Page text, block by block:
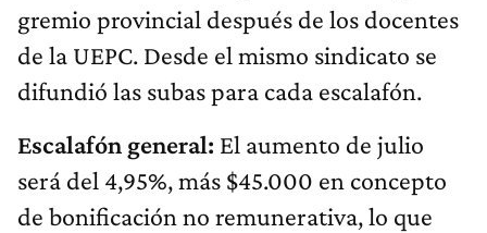
gremio provincial después de los docentes
de la UEPC. Desde el mismo sindicato se
difundió las subas para cada escalafón.
Escalafón general: El aumento de julio
será del 4,95%, más $45.000 en concepto
de bonificación no remunerativa, lo que